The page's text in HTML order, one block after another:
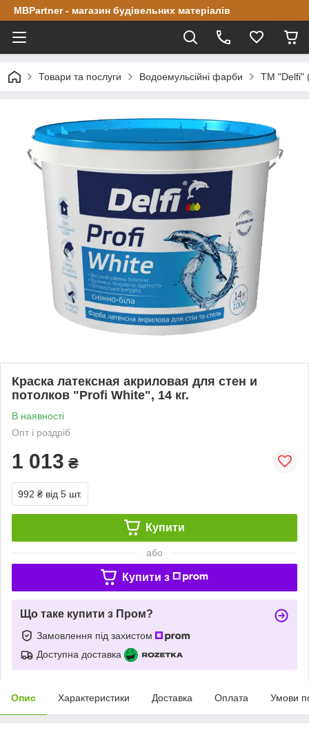
MBPartner - магазин будівельних матеріалів
Товари та послуги Водоемульсійні фарби ТМ "Delfi"
Краска латексная акриловая для стен и
потолков "Profi White", 14 кг.
В наявності
Опт і роздріб
1 013 ₴
992 ₴ від 5 шт.
Купити
або
Купити з
Що таке купити з Пром?
Замовлення під захистом
Доступна доставка
Опис Характеристики Доставка Оплата Умови